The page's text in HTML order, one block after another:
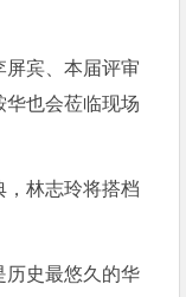
屏宾、本届评审
华也会莅临现场
历史最悠久的华